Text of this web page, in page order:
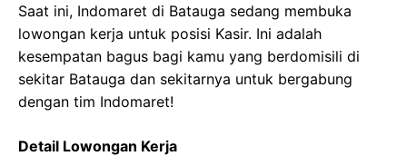
Saat ini, Indomaret di Batauga sedang membuka
lowongan kerja untuk posisi Kasir. Ini adalah
kesempatan bagus bagi kamu yang berdomisili di
sekitar Batauga dan sekitarnya untuk bergabung
dengan tim Indomaret!
Detail Lowongan Kerja